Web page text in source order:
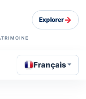
Explorer→
Français